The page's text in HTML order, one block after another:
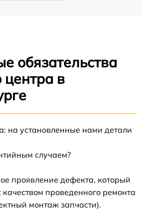
обязательства
центра в
на установленные нами детали
случаем?
проявление дефекта, который
качеством проведенного ремонта
монтаж запчасти).